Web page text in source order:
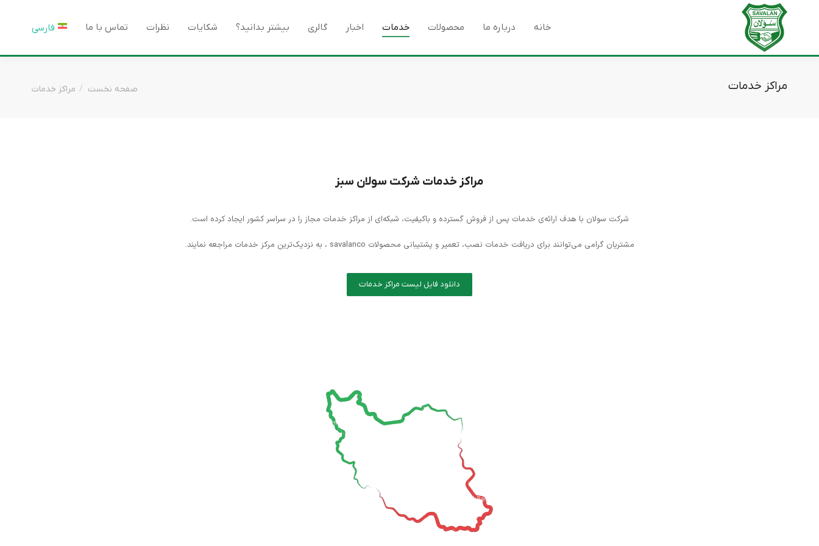
خانه درباره ما محصولات خدمات اخبار گالری بیشتر بدانید؟ شکایات نظرات تماس با ما فارسی
مراکز خدمات مکان شما:
صفحه نخست مراکز خدمات
مراکز خدمات شرکت سولان سبز
شرکت سولان با هدف ارائه‌ی خدمات پس از فروش گسترده و باکیفیت، شبکه‌ای از مراکز خدمات مجاز را در سراسر کشور ایجاد کرده است.
مشتریان گرامی می‌توانند برای دریافت خدمات نصب، تعمیر و پشتیبانی محصولات savalanco ، به نزدیک‌ترین مرکز خدمات مراجعه نمایند.
دانلود فایل لیست مراکز خدمات